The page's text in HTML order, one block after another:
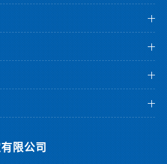
限公司